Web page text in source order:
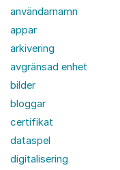
användarnamn
appar
arkivering
avgränsad enhet
bilder
bloggar
certifikat
dataspel
digitalisering